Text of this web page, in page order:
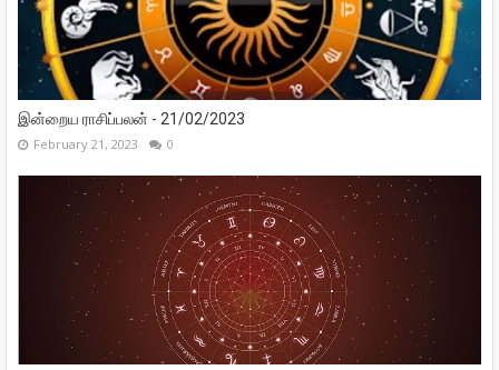
இன்றைய ராசிப்பலன் - 21/02/2023
February 21, 2023 0